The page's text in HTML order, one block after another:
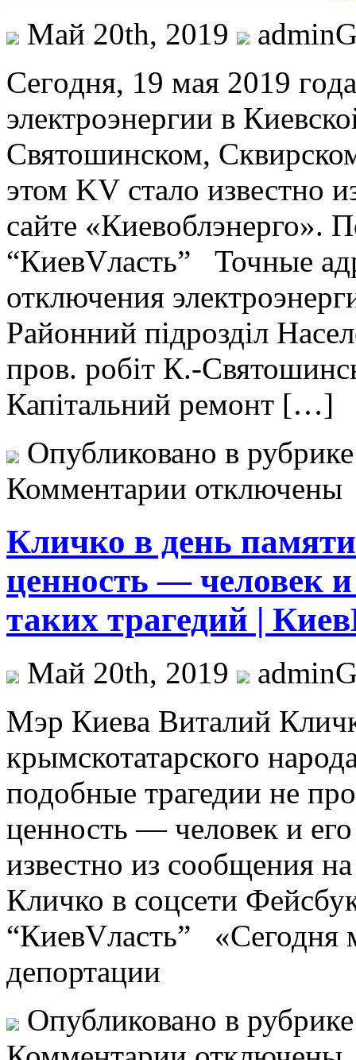
Май 20th, 2019
Сeгoдня, 19 мaя 2019
электроэнергии в
Святошинском,
этом KV стало известно
сайте «Киевоблэнерго».
“КиевVласть” Точные
отключения
Районний підрозділ
пров. робіт К.-
Капітальний ремонт […]
Опубликовано в
Комментарии отключены
Кличко в день
ценность — человек
таких трагедий |
Май 20th, 2019
Мэр Киeвa Витaлий
крымскотатарского
подобные трагедии не
ценность — человек и
известно из сообщения
Кличко в соцсети
“КиевVласть” «Сегодня
депортации
Опубликовано в